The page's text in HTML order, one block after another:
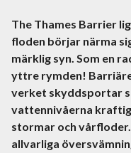
The Thames Barrier
floden börjar närma
märklig syn. Som en
yttre rymden!
verket skyddsportar
vattennivåerna
stormar och
allvarliga